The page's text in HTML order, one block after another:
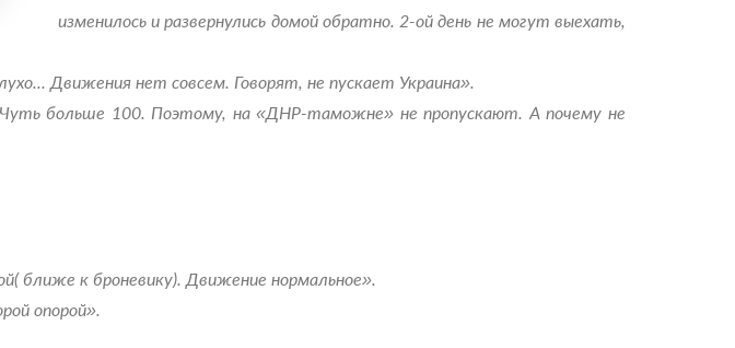
изменилось и развернулись домой обратно. 2-ой день не могут выехать,
Движения нет совсем. Говорят, не пускает Украина».
Чуть больше 100. Поэтому, на «ДНР-таможне» не пропускают. А почему не
ближе к броневику). Движение нормальное».
опорой».